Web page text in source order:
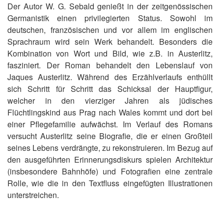
Der Autor W. G. Sebald genießt in der zeitgenössischen
Germanistik einen privilegierten Status. Sowohl im
deutschen, französischen und vor allem im englischen
Sprachraum wird sein Werk behandelt. Besonders die
Kombination von Wort und Bild, wie z.B. in Austerlitz,
fasziniert. Der Roman behandelt den Lebenslauf von
Jaques Austerlitz. Während des Erzählverlaufs enthüllt
sich Schritt für Schritt das Schicksal der Hauptfigur,
welcher in den vierziger Jahren als jüdisches
Flüchtlingskind aus Prag nach Wales kommt und dort bei
einer Pflegefamilie aufwächst. Im Verlauf des Romans
versucht Austerlitz seine Biografie, die er einen Großteil
seines Lebens verdrängte, zu rekonstruieren. Im Bezug auf
den ausgeführten Erinnerungsdiskurs spielen Architektur
(insbesondere Bahnhöfe) und Fotografien eine zentrale
Rolle, wie die in den Textfluss eingefügten Illustrationen
unterstreichen.